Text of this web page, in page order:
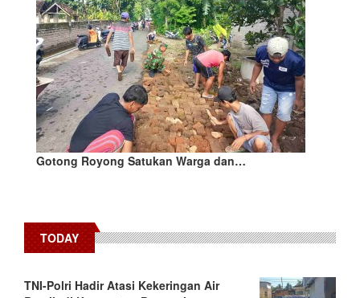
Gotong Royong Satukan Warga dan…
TODAY
TNI-Polri Hadir Atasi Kekeringan Air